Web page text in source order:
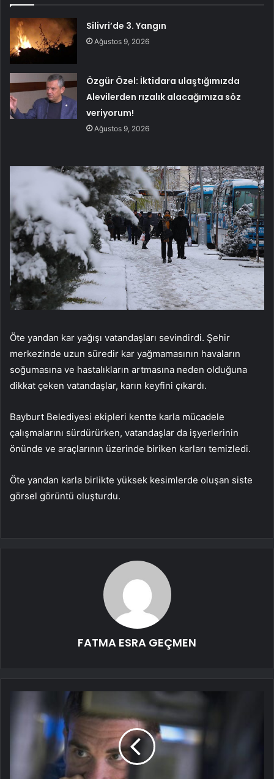
Silivri’de 3. Yangın
Ağustos 9, 2026
Özgür Özel: İktidara ulaştığımızda
Alevilerden rızalık alacağımıza söz
veriyorum!
Ağustos 9, 2026
Öte yandan kar yağışı vatandaşları sevindirdi. Şehir
merkezinde uzun süredir kar yağmamasının havaların
soğumasına ve hastalıkların artmasına neden olduğuna
dikkat çeken vatandaşlar, karın keyfini çıkardı.
Bayburt Belediyesi ekipleri kentte karla mücadele
çalışmalarını sürdürürken, vatandaşlar da işyerlerinin
önünde ve araçlarının üzerinde biriken karları temizledi.
Öte yandan karla birlikte yüksek kesimlerde oluşan siste
görsel görüntü oluşturdu.
FATMA ESRA GEÇMEN